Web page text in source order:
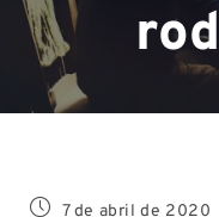
7 de abril de 2020